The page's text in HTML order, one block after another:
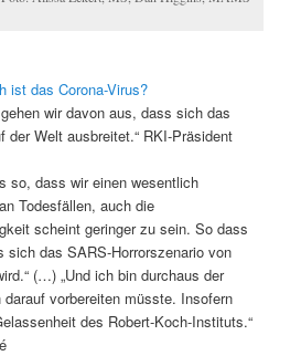
ist das Corona-Virus?
gehen wir davon aus, dass sich das
Welt ausbreitet.“ RKI-Präsident
so, dass wir einen wesentlich
Todesfällen, auch die
scheint geringer zu sein. So dass
sich das SARS-Horrorszenario von
(…) „Und ich bin durchaus der
vorbereiten müsste. Insofern
des Robert-Koch-Instituts.“